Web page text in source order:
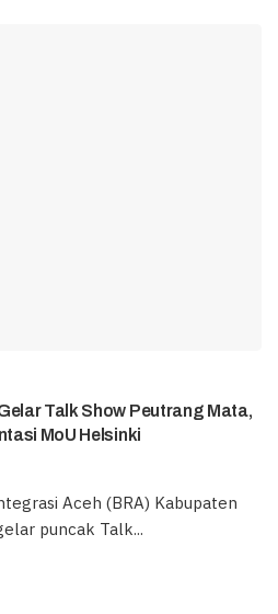
Talk Show Peutrang Mata,
MoU Helsinki
Aceh (BRA) Kabupaten
puncak Talk...